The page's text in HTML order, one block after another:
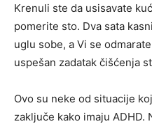
Krenuli ste da usisavate
pomerite sto. Dva sata
uglu sobe, a Vi se
uspešan zadatak čišćenja
Ovo su neke od situacije
zaključe kako imaju ADHD.